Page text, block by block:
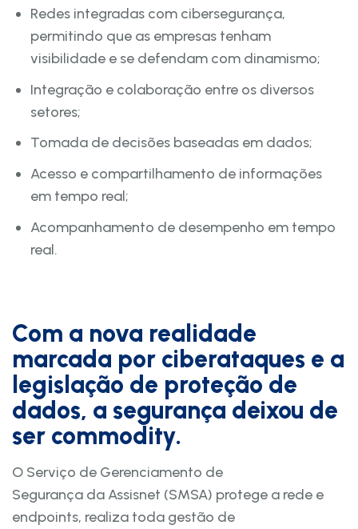
Redes integradas com cibersegurança,
permitindo que as empresas tenham
visibilidade e se defendam com dinamismo;
Integração e colaboração entre os diversos
setores;
Tomada de decisões baseadas em dados;
Acesso e compartilhamento de informações
em tempo real;
Acompanhamento de desempenho em tempo
real.
Com a nova realidade
marcada por ciberataques e a
legislação de proteção de
dados, a segurança deixou de
ser commodity.
O Serviço de Gerenciamento de
Segurança da Assisnet (SMSA) protege a rede e
endpoints, realiza toda gestão de